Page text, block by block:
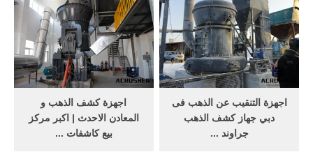
الذهب للبيع في السعوديه ...
للبيع جهاز كشف الذهب حراج
للبيع كاشف الذهب ...
ويوجد بالجهاز خاصية عزل
الحديد وجميع اغراضه من
شواحن وسماعه نوع الجهاز
امباكت
اجهزة كشف الذهب و
المعادن الاحدث | اكبر مركز
بيع كاشفات ...
اجهزة التنقيب عن الذهب فى
دبي جهاز كشف الذهب
جراوند ...